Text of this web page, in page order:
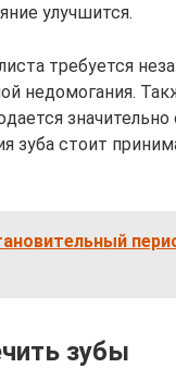
улучшится.
требуется
недомогания.
зуба стоит
зубы